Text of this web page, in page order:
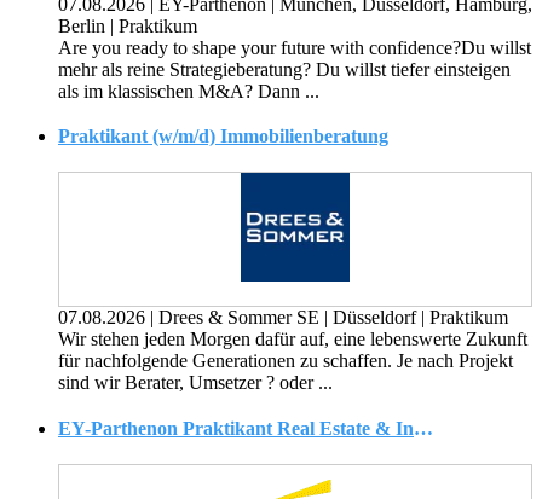
Berlin | Praktikum
Are you ready to shape your future with confidence?Du willst
mehr als reine Strategieberatung? Du willst tiefer einsteigen
als im klassischen M&A? Dann ...
Praktikant (w/m/d) Immobilienberatung
07.08.2026 | Drees & Sommer SE | Düsseldorf | Praktikum
Wir stehen jeden Morgen dafür auf, eine lebenswerte Zukunft
für nachfolgende Generationen zu schaffen. Je nach Projekt
sind wir Berater, Umsetzer ? oder ...
EY-Parthenon Praktikant Real Estate & Infrastructure, Transformation & Projectmanagement (w/m/d)